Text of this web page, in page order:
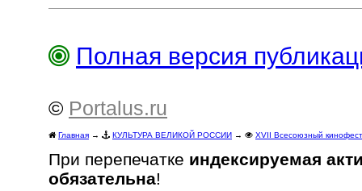
Полная версия
© Portalus.ru
Главная → КУЛЬТУРА ВЕЛИКОЙ РОССИИ → XVII Всесоюзный
При перепечатке индексируемая
обязательна!